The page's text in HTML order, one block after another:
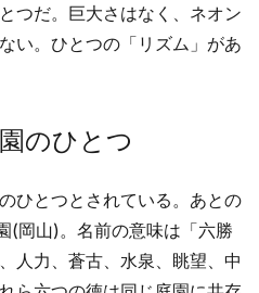
つだ。巨大さはなく、ネオン
い。ひとつの「リズム」があ
のひとつ
のひとつとされている。あとの
(岡山)。名前の意味は「六勝
人力、蒼古、水泉、眺望、中